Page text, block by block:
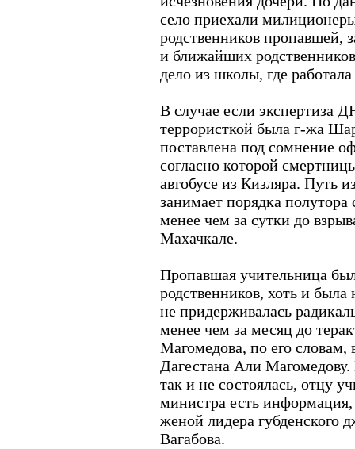
село приехали
родственников пропавшей,
и ближайших
дело из школы, где
В случае если экспертиза
террористкой была г-жа
поставлена под сомнение
согласно которой
автобусе из Кизляра. Путь
занимает порядка
менее чем за сутки до
Махачкале.
Пропавшая учительница
родственников, хоть и
не придерживалась
менее чем за месяц до
Магомедова, по его
Дагестана Али Магомедову.
так и не состоялась, отцу
министра есть информация,
женой лидера губденского
Вагабова.